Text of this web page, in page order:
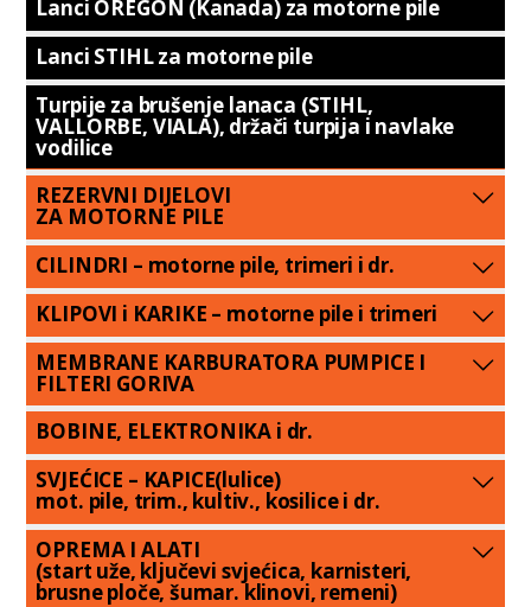
Lanci OREGON (Kanada) za motorne pile
Lanci STIHL za motorne pile
Turpije za brušenje lanaca (STIHL,
VALLORBE, VIALA), držači turpija i navlake
vodilice
REZERVNI DIJELOVI
ZA MOTORNE PILE
CILINDRI – motorne pile, trimeri i dr.
KLIPOVI i KARIKE – motorne pile i trimeri
MEMBRANE KARBURATORA PUMPICE I
FILTERI GORIVA
BOBINE, ELEKTRONIKA i dr.
SVJEĆICE – KAPICE(lulice)
mot. pile, trim., kultiv., kosilice i dr.
OPREMA I ALATI
(start uže, ključevi svjećica, karnisteri,
brusne ploče, šumar. klinovi, remeni)